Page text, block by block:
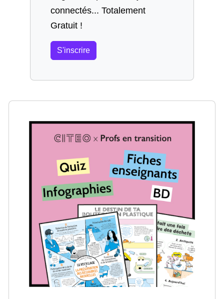
connectés... Totalement
Gratuit !
S'inscrire